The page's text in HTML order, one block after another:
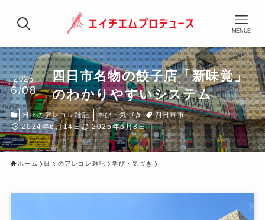
MENUE
四日市名物の餃子店「新味覚」
のわかりやすいシステム
2025
6/08
日々のアレコレ雑記 学び・気づき 四日市市
2024年6月14日 2025年6月8日
ホーム 日々のアレコレ雑記 学び・気づき